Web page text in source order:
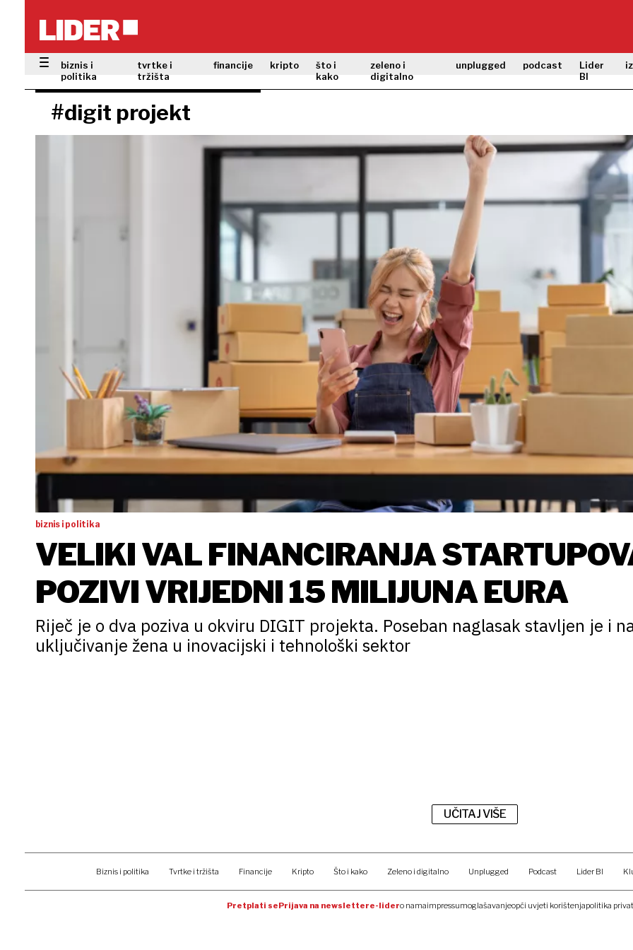
biznis i
politika
tvrtke i
tržišta
financije kripto
što i
kako
zeleno i
digitalno
unplugged podcast
Lider
BI
#digit projekt
biznis i politika
VELIKI VAL FINANCIRANJA
POZIVI VRIJEDNI 15 MILIJUNA EURA
Riječ je o dva poziva u okviru DIGIT projekta. Poseban naglasak stavljen je i
uključivanje žena u inovacijski i tehnološki sektor
UČITAJ VIŠE
Biznis i politika Tvrtke i tržišta Financije Kripto Što i kako Zeleno i digitalno Unplugged Podcast Lider BI
Pretplati sePrijava na newslettere-lidero namaimpressumoglašavanjeopći uvjeti korištenjapolitika